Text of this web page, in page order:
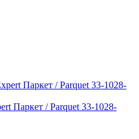
Паркет / Parquet 33-1028-